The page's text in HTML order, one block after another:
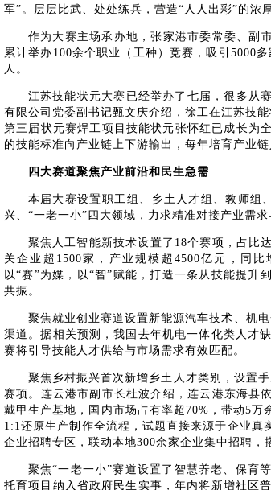
军”。层层比武、处处练兵，营造“人人出彩”的浓
作为大赛主场承办地，张家港市委常委、副
累计举办100余个职业（工种）竞赛，吸引5000
人。
江苏技能状元大赛已经举办了七届，很多从
有限公司党委副书记甄文庆介绍，徐工在江苏技
第三届状元赛焊工项目技能状元张怀红已成长为
的技能标准向产业链上下游输出，每年培育产业链
四大赛道聚焦产业前沿和民生急需
本届大赛设置职工组、乡土人才组、教师组
兴、“一老一小”四大领域，力求精准对接产业需求
聚焦人工智能新技术设置了 18个赛项，占比
关企业超1500家，产业规模超4500亿元，同
以“赛”为媒，以“智”赋能，打造一条从技能提升
共振。
聚焦就业创业赛道设置新能源汽车技术、机
渠道。据相关预测，我国去年机电一体化类人才
赛将引导技能人才供给与市场需求有效匹配。
聚焦乡村振兴首次新增乡土人才类别，设置
赛项。连云港市副市长杜波介绍，连云港东海县
戴甲生产基地，国内市场占有率超70%，带动5
1:1还原生产制作全流程，试题直接来源于企业
企业招聘专区，联动本地300余家企业集中招聘
聚焦“一老一小”赛道设置了智慧养老、保育
托育项目纳入省政府民生实事，年内将新增社区